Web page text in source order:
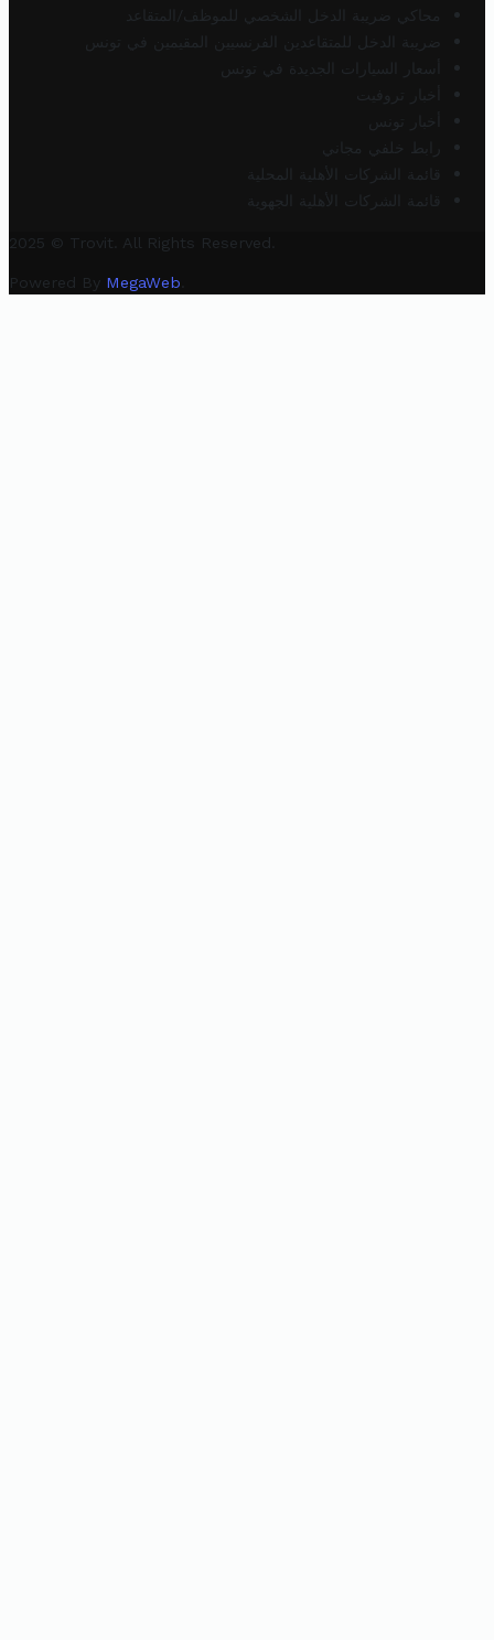
محاكي ضريبة الدخل الشخصي للموظف/المتقاعد
ضريبة الدخل للمتقاعدين الفرنسيين المقيمين في تونس
أسعار السيارات الجديدة في تونس
أخبار تروفيت
أخبار تونس
رابط خلفي مجاني
قائمة الشركات الأهلية المحلية
قائمة الشركات الأهلية الجهوية
2025 © Trovit. All Rights Reserved.
Powered By MegaWeb